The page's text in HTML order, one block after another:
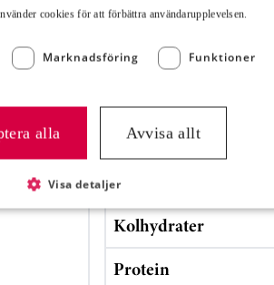
Näringsvärde
Energi (kcal)
Fett
Kolhydrater
Protein
cookies för att för­bättra användar­upplevelsen.
Marknadsföring Funktioner
alla Avvisa allt
Visa detaljer